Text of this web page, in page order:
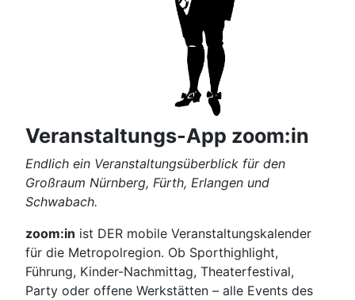
Veranstaltungs-App zoom:in
Endlich ein Veranstaltungsüberblick für den
Großraum Nürnberg, Fürth, Erlangen und
Schwabach.
zoom:in ist DER mobile Veranstaltungskalender
für die Metropolregion. Ob Sporthighlight,
Führung, Kinder-Nachmittag, Theaterfestival,
Party oder offene Werkstätten – alle Events des